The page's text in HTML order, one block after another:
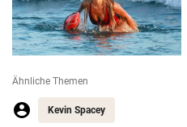
Ähnliche Themen
Kevin Spacey